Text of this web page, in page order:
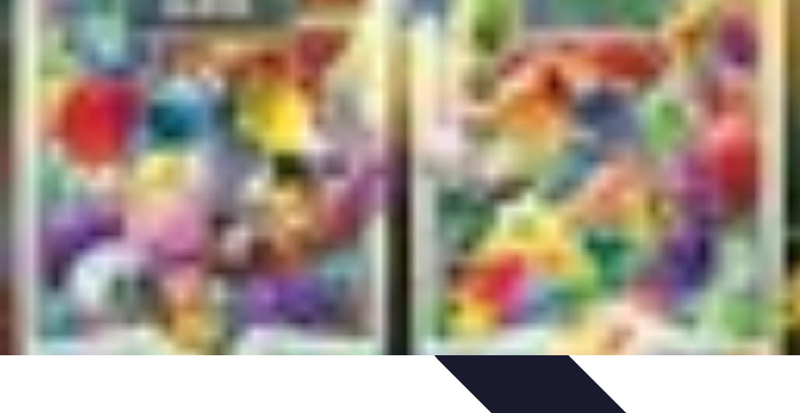
Bien-Être Animaux Vieux
Santé et soins
Conseils pratiquesComprendre le vieillissementConfort et Environnement Santé
Bien-Être Animaux Vieux